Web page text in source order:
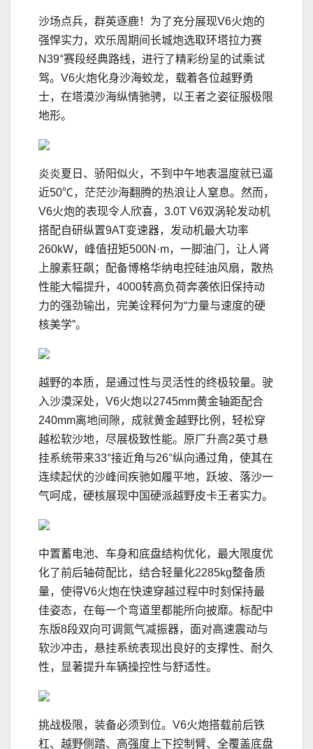
沙场点兵，群英逐鹿！为了充分展现V6火炮的
强悍实力，欢乐周期间长城炮选取环塔拉力赛
N39°赛段经典路线，进行了精彩纷呈的试乘试
驾。V6火炮化身沙海蛟龙，载着各位越野勇
士，在塔漠沙海纵情驰骋，以王者之姿征服极限
地形。
炎炎夏日、骄阳似火，不到中午地表温度就已逼
近50℃，茫茫沙海翻腾的热浪让人窒息。然而，
V6火炮的表现令人欣喜，3.0T V6双涡轮发动机
搭配自研纵置9AT变速器，发动机最大功率
260kW，峰值扭矩500N·m，一脚油门，让人肾
上腺素狂飙；配备博格华纳电控硅油风扇，散热
性能大幅提升，4000转高负荷奔袭依旧保持动
力的强劲输出，完美诠释何为“力量与速度的硬
核美学”。
越野的本质，是通过性与灵活性的终极较量。驶
入沙漠深处，V6火炮以2745mm黄金轴距配合
240mm离地间隙，成就黄金越野比例，轻松穿
越松软沙地，尽展极致性能。原厂升高2英寸悬
挂系统带来33°接近角与26°纵向通过角，使其在
连续起伏的沙峰间疾驰如履平地，跃坡、落沙一
气呵成，硬核展现中国硬派越野皮卡王者实力。
中置蓄电池、车身和底盘结构优化，最大限度优
化了前后轴荷配比，结合轻量化2285kg整备质
量，使得V6火炮在快速穿越过程中时刻保持最
佳姿态，在每一个弯道里都能所向披靡。标配中
东版8段双向可调氮气减振器，面对高速震动与
软沙冲击，悬挂系统表现出良好的支撑性、耐久
性，显著提升车辆操控性与舒适性。
挑战极限，装备必须到位。V6火炮搭载前后铁
杠、越野侧踏、高强度上下控制臂、全覆盖底盘